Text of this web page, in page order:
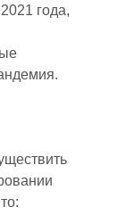
года,